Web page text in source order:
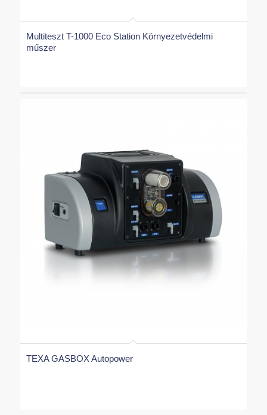
Multiteszt T-1000 Eco Station Környezetvédelmi
műszer
TEXA GASBOX Autopower